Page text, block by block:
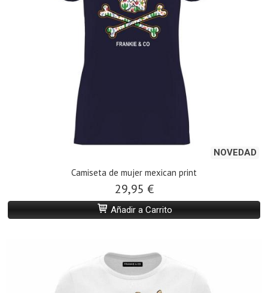
NOVEDAD
Camiseta de mujer mexican print
29,95 €
Añadir a Carrito